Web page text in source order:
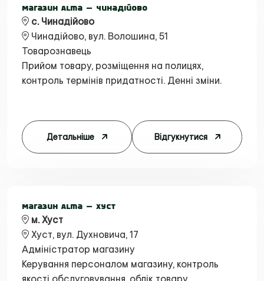
Магазин Alma — Чинадійово
с. Чинадійово
Чинадійово, вул. Волошина, 51
Товарознавець
Прийом товару, розміщення на полицях,
контроль термінів придатності. Денні зміни.
Детальніше Відгукнутися
Магазин Alma — Хуст
м. Хуст
Хуст, вул. Духновича, 17
Адміністратор магазину
Керування персоналом магазину, контроль
якості обслуговування, облік товару.